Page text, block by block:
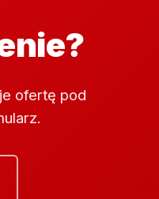
ofertę pod